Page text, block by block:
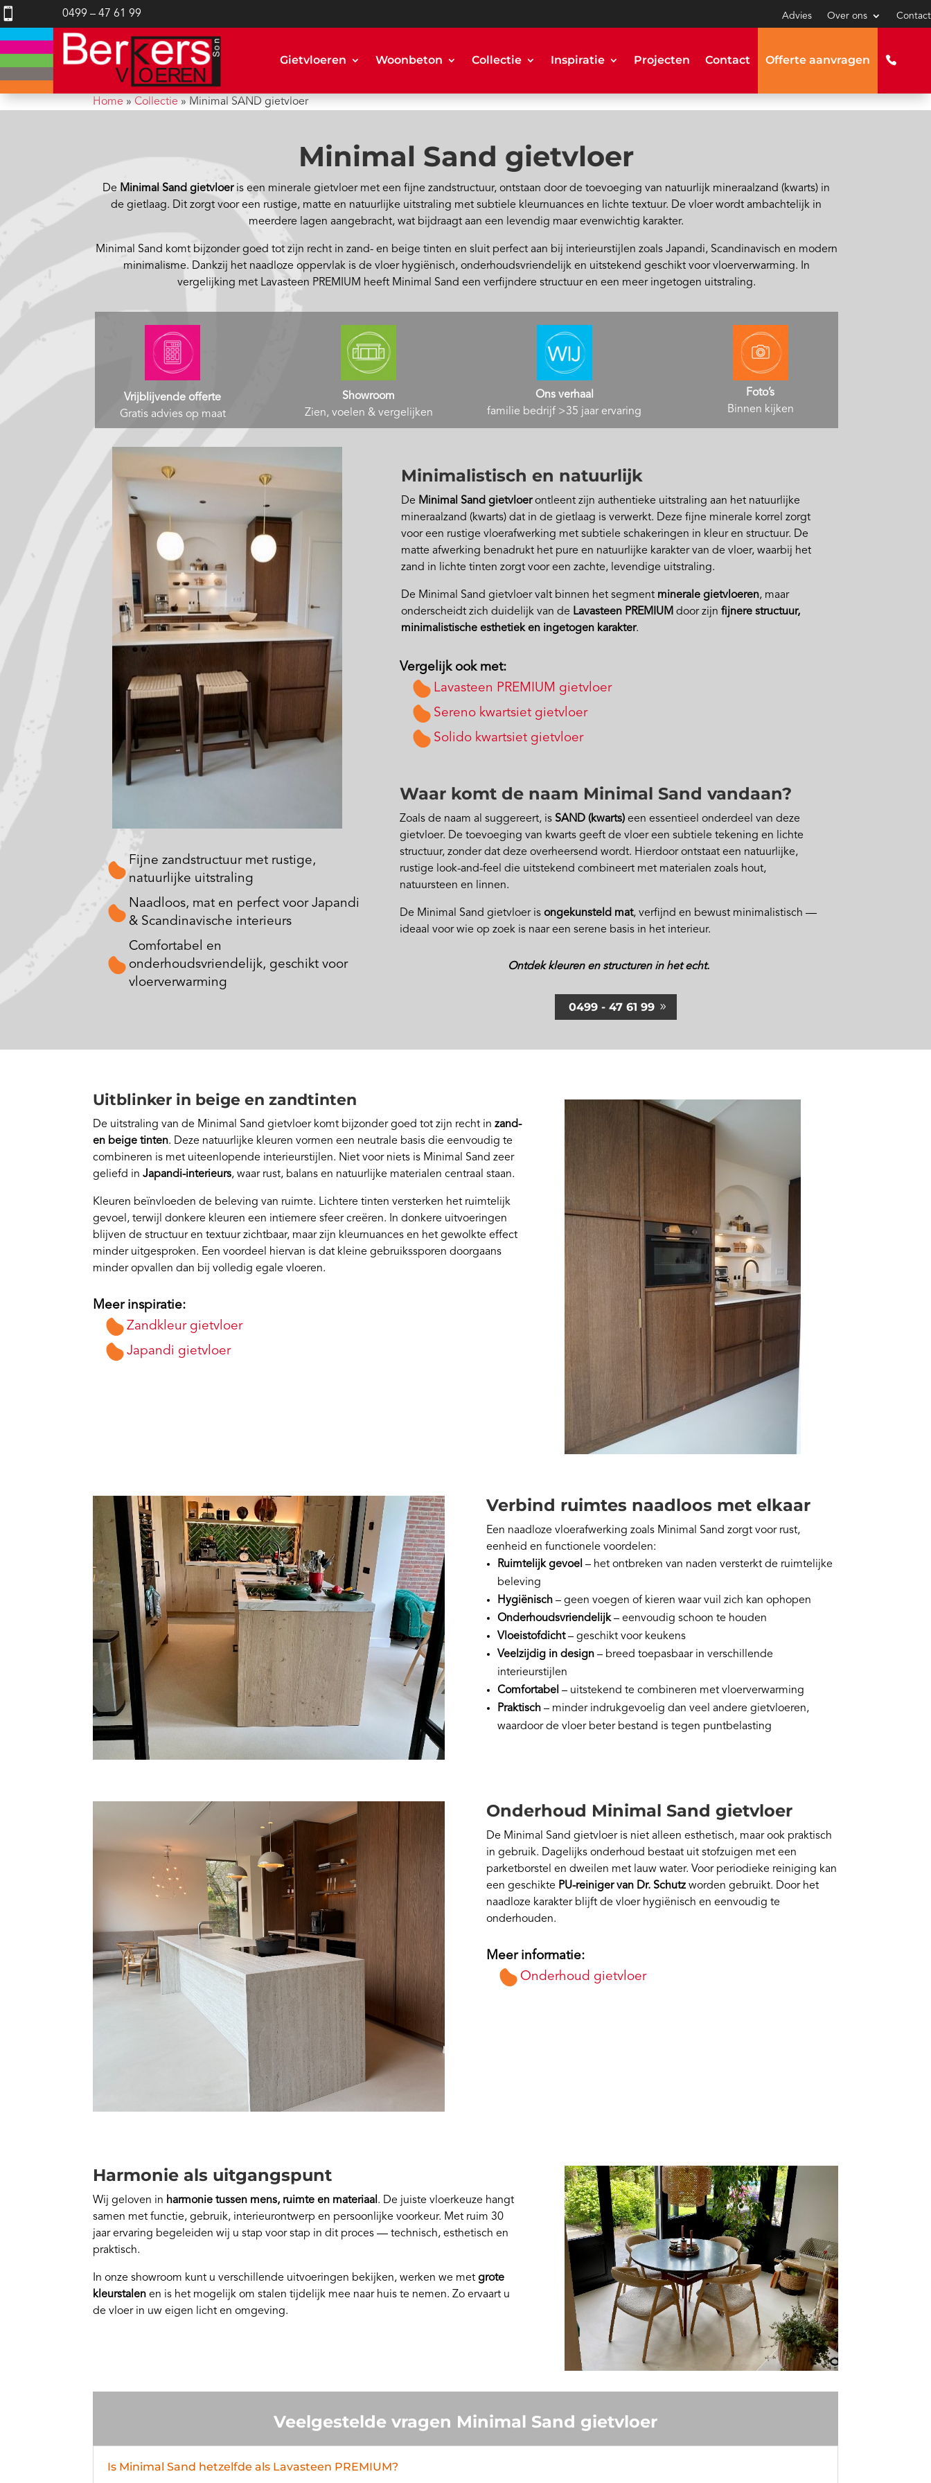
 0499 – 47 61 99 Advies Over ons Contact
Gietvloeren Woonbeton Collectie Inspiratie Projecten Contact Offerte aanvragen
Home »Collectie » Minimal SAND gietvloer
Minimal Sand gietvloer
De Minimal Sand gietvloeris een minerale gietvloer met een fijne zandstructuur, ontstaan door de toevoeging van natuurlijk mineraalzand (kwarts) in
de gietlaag. Dit zorgt voor een rustige, matte en natuurlijke uitstraling met subtiele kleurnuances en lichte textuur. De vloer wordt ambachtelijk in
meerdere lagen aangebracht, wat bijdraagt aan een levendig maar evenwichtig karakter.
Minimal Sand komt bijzonder goed tot zijn recht in zand- en beige tinten en sluit perfect aan bij interieurstijlen zoals Japandi, Scandinavisch en modern
minimalisme. Dankzij het naadloze oppervlak is de vloer hygiënisch, onderhoudsvriendelijk en uitstekend geschikt voor vloerverwarming. In
vergelijking met Lavasteen PREMIUM heeft Minimal Sand een verfijndere structuur en een meer ingetogen uitstraling.
Vrijblijvende offerte
Gratis advies op maat
Showroom
Zien, voelen & vergelijken
Ons verhaal
familie bedrijf >35 jaar ervaring
Foto’s
Binnen kijken
Fijne zandstructuur met rustige,
natuurlijke uitstraling
Naadloos, mat en perfect voor Japandi
& Scandinavische interieurs
Comfortabel en
onderhoudsvriendelijk, geschikt voor
vloerverwarming
Minimalistisch en natuurlijk
De Minimal Sand gietvloerontleent zijn authentieke uitstraling aan het natuurlijke
mineraalzand (kwarts) dat in de gietlaag is verwerkt. Deze fijne minerale korrel zorgt
voor een rustige vloerafwerking met subtiele schakeringen in kleur en structuur. De
matte afwerking benadrukt het pure en natuurlijke karakter van de vloer, waarbij het
zand in lichte tinten zorgt voor een zachte, levendige uitstraling.
De Minimal Sand gietvloer valt binnen het segment minerale gietvloeren, maar
onderscheidt zich duidelijk van de Lavasteen PREMIUM door zijnfijnere structuur,
minimalistische esthetiek en ingetogen karakter.
Vergelijk ook met:
Lavasteen PREMIUM gietvloer
Sereno kwartsiet gietvloer
Solido kwartsiet gietvloer
Waar komt de naam Minimal Sand vandaan?
Zoals de naam al suggereert, is SAND (kwarts) een essentieel onderdeel van deze
gietvloer. De toevoeging van kwarts geeft de vloer een subtiele tekening en lichte
structuur, zonder dat deze overheersend wordt. Hierdoor ontstaat een natuurlijke,
rustige look-and-feel die uitstekend combineert met materialen zoals hout,
natuursteen en linnen.
De Minimal Sand gietvloer isongekunsteld mat, verfijnd en bewust minimalistisch —
ideaal voor wie op zoek is naar een serene basis in het interieur.
Ontdek kleuren en structuren in het echt.
0499 - 47 61 99
Uitblinker in beige en zandtinten
De uitstraling van de Minimal Sand gietvloer komt bijzonder goed tot zijn recht inzand-
en beige tinten. Deze natuurlijke kleuren vormen een neutrale basis die eenvoudig te
combineren is met uiteenlopende interieurstijlen. Niet voor niets is Minimal Sand zeer
geliefd inJapandi-interieurs, waar rust, balans en natuurlijke materialen centraal staan.
Kleuren beïnvloeden de beleving van ruimte. Lichtere tinten versterken het ruimtelijk
gevoel, terwijl donkere kleuren een intiemere sfeer creëren. In donkere uitvoeringen
blijven de structuur en textuur zichtbaar, maar zijn kleurnuances en het gewolkte effect
minder uitgesproken. Een voordeel hiervan is dat kleine gebruikssporen doorgaans
minder opvallen dan bij volledig egale vloeren.
Meer inspiratie:
Zandkleur gietvloer
Japandi gietvloer
Verbind ruimtes naadloos met elkaar
Een naadloze vloerafwerking zoals Minimal Sand zorgt voor rust,
eenheid en functionele voordelen:
Ruimtelijk gevoel – het ontbreken van naden versterkt de ruimtelijke
beleving
Hygiënisch– geen voegen of kieren waar vuil zich kan ophopen
Onderhoudsvriendelijk– eenvoudig schoon te houden
Vloeistofdicht– geschikt voor keukens
Veelzijdig in design– breed toepasbaar in verschillende
interieurstijlen
Comfortabel – uitstekend te combineren met vloerverwarming
Praktisch– minder indrukgevoelig dan veel andere gietvloeren,
waardoor de vloer beter bestand is tegen puntbelasting
Onderhoud Minimal Sand gietvloer
De Minimal Sand gietvloer is niet alleen esthetisch, maar ook praktisch
in gebruik. Dagelijks onderhoud bestaat uit stofzuigen met een
parketborstel en dweilen met lauw water. Voor periodieke reiniging kan
een geschikte PU-reiniger van Dr. Schutzworden gebruikt. Door het
naadloze karakter blijft de vloer hygiënisch en eenvoudig te
onderhouden.
Meer informatie:
Onderhoud gietvloer
Harmonie als uitgangspunt
Wij geloven in harmonie tussen mens, ruimte en materiaal. De juiste vloerkeuze hangt
samen met functie, gebruik, interieurontwerp en persoonlijke voorkeur. Met ruim 30
jaar ervaring begeleiden wij u stap voor stap in dit proces — technisch, esthetisch en
praktisch.
In onze showroom kunt u verschillende uitvoeringen bekijken, werken we metgrote
kleurstalen en is het mogelijk om stalen tijdelijk mee naar huis te nemen. Zo ervaart u
de vloer in uw eigen licht en omgeving.
Veelgestelde vragen Minimal Sand gietvloer
Is Minimal Sand hetzelfde als Lavasteen PREMIUM?